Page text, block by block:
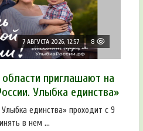
7 АВГУСТА 2026, 12:57 8
приглашают на
Улыбка единства»
Улыбка единства» проходит с 9
в нем ...